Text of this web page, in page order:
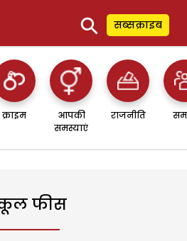
⚲ सब्सक्राइब
क्राइम
आपकी
समस्याएं
राजनीति
फीस